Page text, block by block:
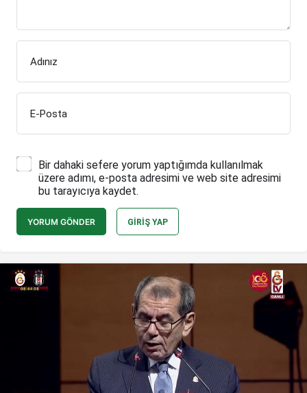
Adınız
E-Posta
Bir dahaki sefere yorum yaptığımda kullanılmak
üzere adımı, e-posta adresimi ve web site adresimi
bu tarayıcıya kaydet.
YORUM GÖNDER GIRIŞ YAP